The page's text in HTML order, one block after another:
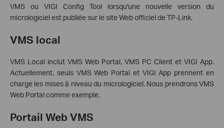
VMS ou VIGI Config Tool lorsqu'une nouvelle version du
micrologiciel est publiée sur le site Web officiel de TP-Link.
VMS local
VMS Local inclut VMS Web Portal, VMS PC Client et VIGI App.
Actuellement, seuls VMS Web Portal et VIGI App prennent en
charge les mises à niveau du micrologiciel. Nous prendrons VMS
Web Portal comme exemple.
Portail Web VMS